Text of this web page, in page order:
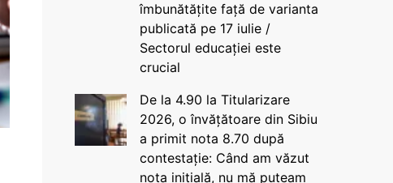
îmbunătățite față de varianta
publicată pe 17 iulie /
Sectorul educației este
crucial
De la 4.90 la Titularizare
2026, o învățătoare din Sibiu
a primit nota 8.70 după
contestație: Când am văzut
nota inițială, nu mă puteam